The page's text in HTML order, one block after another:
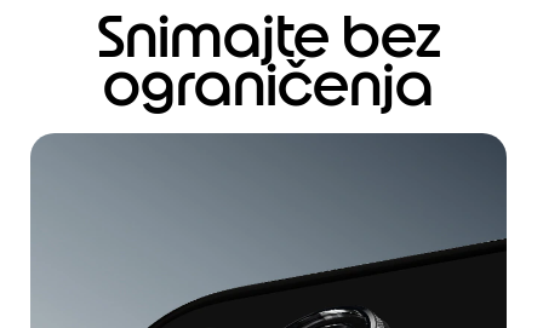
Snimajte bez
ograničenja